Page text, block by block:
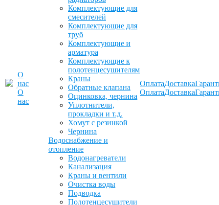
О
нас
О
нас
Комплектующие для
смесителей
Комплектующие для
труб
Комплектующие и
арматура
Комплектующие к
полотенцесушителям
Краны
Обратные клапана
Оцинковка, чернина
Уплотнители,
прокладки и т.д.
Хомут с резинкой
Чернина
Водоснабжение и
отопление
Водонагреватели
Канализация
Краны и вентили
Очистка воды
Подводка
Полотенцесушители
Оплата
Оплата
Доставка
Доставка